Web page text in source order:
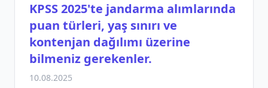
KPSS 2025'te jandarma alımlarında
puan türleri, yaş sınırı ve
kontenjan dağılımı üzerine
bilmeniz gerekenler.
10.08.2025